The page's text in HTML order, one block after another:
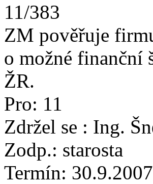
11/383
ZM pověřuje
o možné finanční
ŽR.
Pro: 11
Zdržel se : Ing.
Zodp.: starosta
Termín: 30.9.2007